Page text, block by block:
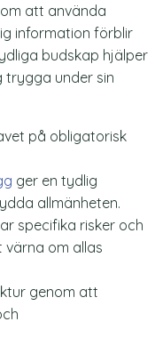
att använda
information förblir
budskap hjälper
trygga under sin
på obligatorisk
ger en tydlig
allmänheten.
specifika risker och
om allas
genom att